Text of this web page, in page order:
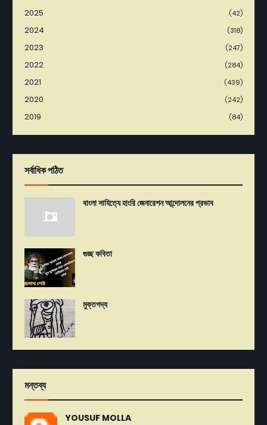
2025 (42)
2024 (318)
2023 (247)
2022 (284)
2021 (439)
2020 (242)
2019 (84)
সর্বাধিক পঠিত
বাংলা সাহিত্যে হাংরি জেনারেশন আন্দোলনের প্রভাব
গুচ্ছ কবিতা
মুক্তগদ্য
মন্তব্য
YOUSUF MOLLA